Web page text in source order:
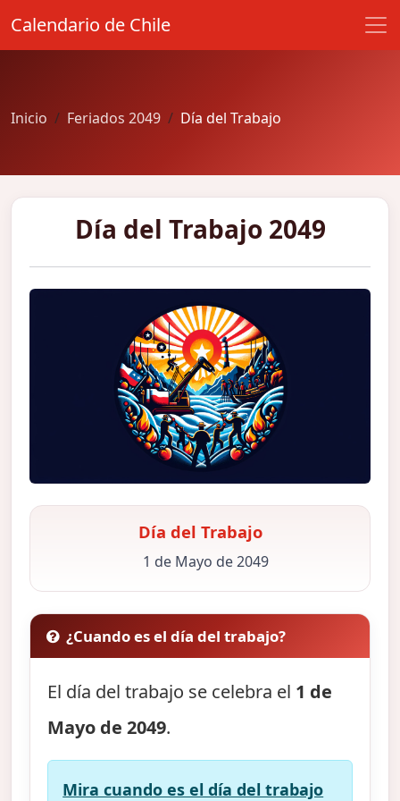
Calendario de Chile
Inicio Feriados 2049 Día del Trabajo
Día del Trabajo 2049
Día del Trabajo
1 de Mayo de 2049
¿Cuando es el día del trabajo?
El día del trabajo se celebra el 1 de
Mayo de 2049.
Mira cuando es el día del trabajo